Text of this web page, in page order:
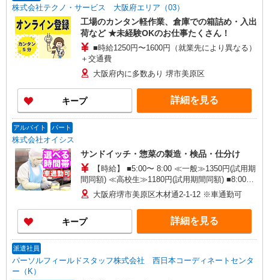
株式会社テクノ・サービス 大阪府エリア（03）
工場のカンタン軽作業、倉庫での箱詰め・入出
荷など ★未経験OKのお仕事たくさん！
■時給1250円〜1600円（就業先により異なる）
＋交通費
大阪府内に多数あり 堺市美原区
キープ 詳細を見る
アルバイト パート
株式会社オイシス
サンドイッチ・惣菜の製造・検品・仕分け
【時給】 ■5:00〜 8:00 ≪一般≫1350円(試用期
間同額) ≪高校生≫1180円(試用期間同額) ■8:00〜
17:00 ≪一般≫1180円(試用期間同額) ≪高校生
≫1180円(試用期間同額) ■17:00〜22:00 ≪一般
≫1200円(試用期間同額) ≪高校生≫1180円(試用期
間同額) ■22:00〜 5:00 ≪一般≫1475円 (試用期間
同額) ★日・祝は100円UP
大阪府堺市美原区木材通2-1-12 ※車通勤可
キープ 詳細を見る
派遣社員
パーソルフィールドスタッフ株式会社 西日本コーディネートセンタ
ー（K）